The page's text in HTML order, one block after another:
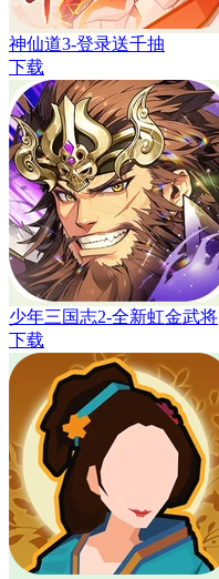
神仙道3-登录送千抽
下载
少年三国志2-全新虹金武将
下载